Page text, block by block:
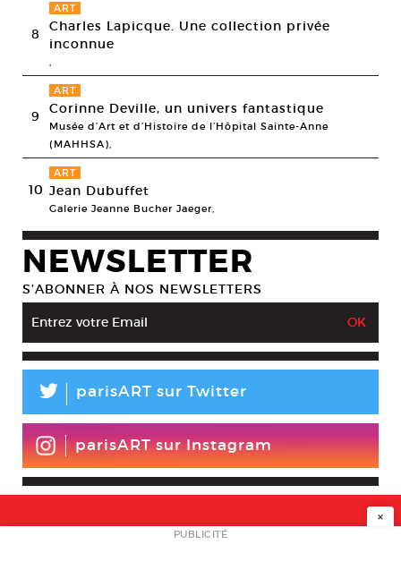
8
ART
Charles Lapicque. Une collection privée
inconnue
,
9
ART
Corinne Deville, un univers fantastique
Musée d’Art et d’Histoire de l’Hôpital Sainte-Anne
(MAHHSA),
10
ART
Jean Dubuffet
Galerie Jeanne Bucher Jaeger,
NEWSLETTER
S’ABONNER À NOS NEWSLETTERS
L parisART sur Twitter
parisART sur Instagram
NEWSLETTER
×
PUBLICITÉ